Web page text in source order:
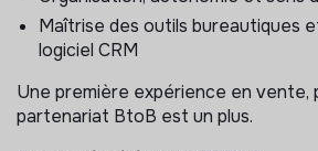
Suivre et mettre en œuvre des
Développer la fidélisation des
Animer la relation client pour aller
leads chez lui (notamment cross-
Prendre en considération les
Maîtrise des outils bureautiques
logiciel CRM
Une première expérience en vente,
partenariat BtoB est un plus.